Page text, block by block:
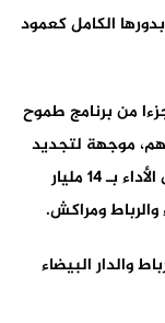
الكامل كعمود
المتحركة)، جزءا من برنامج طموح
96 مليار درهم، ويهم أيضا اقتناء 168 قطارا بمبلغ 29 مليار درهم، موجهة لتجديد
الحظيرة الحالية للمكتب الوطني للسكك الحديدية، ومواكبة مشاريع التنمية، والحفاظ على مستوى الأداء بـ 14 مليار
ومراكش.
والدار البيضاء